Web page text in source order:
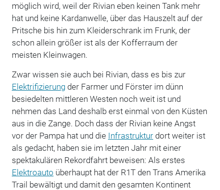
möglich wird, weil der Rivian eben keinen Tank mehr
hat und keine Kardanwelle, über das Hauszelt auf der
Pritsche bis hin zum Kleiderschrank im Frunk, der
schon allein größer ist als der Kofferraum der
meisten Kleinwagen.
Zwar wissen sie auch bei Rivian, dass es bis zur
Elektrifizierungder Farmer und Förster im dünn
besiedelten mittleren Westen noch weit ist und
nehmen das Land deshalb erst einmal von den Küsten
aus in die Zange. Doch dass der Rivian keine Angst
vor der Pampa hat und die Infrastrukturdort weiter ist
als gedacht, haben sie im letzten Jahr mit einer
spektakulären Rekordfahrt beweisen: Als erstes
Elektroauto überhaupt hat der R1T den Trans Amerika
Trail bewältigt und damit den gesamten Kontinent